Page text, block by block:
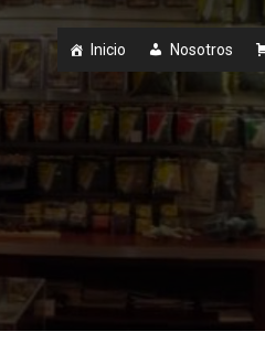
Inicio Nosotros